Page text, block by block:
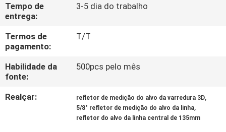
CONTACTE-
NOS
UMAS
CITAÇÕES
Tempo de
entrega:
3-5 dia do trabalho
Termos de
pagamento:
T/T
Habilidade da
fonte:
500pcs pelo mês
Realçar: refletor de medição do alvo da varredura 3D,
5/8" refletor de medição do alvo da linha,
refletor do alvo da linha central de 135mm